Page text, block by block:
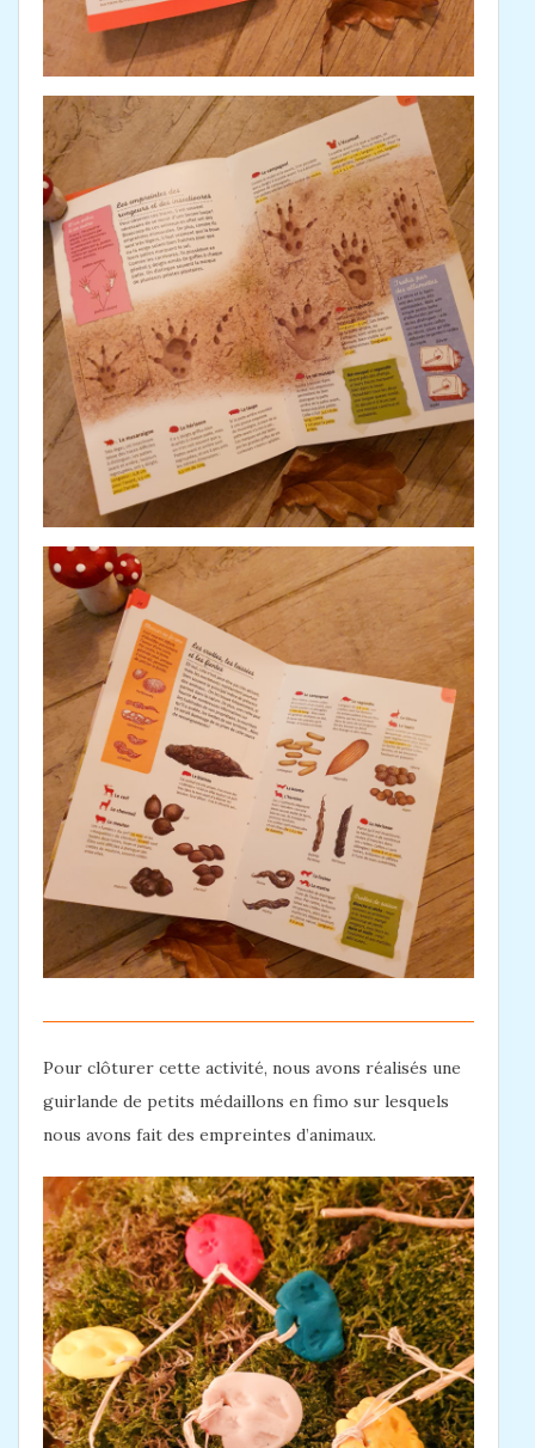
Pour clôturer cette activité, nous avons réalisés une
guirlande de petits médaillons en fimo sur lesquels
nous avons fait des empreintes d’animaux.